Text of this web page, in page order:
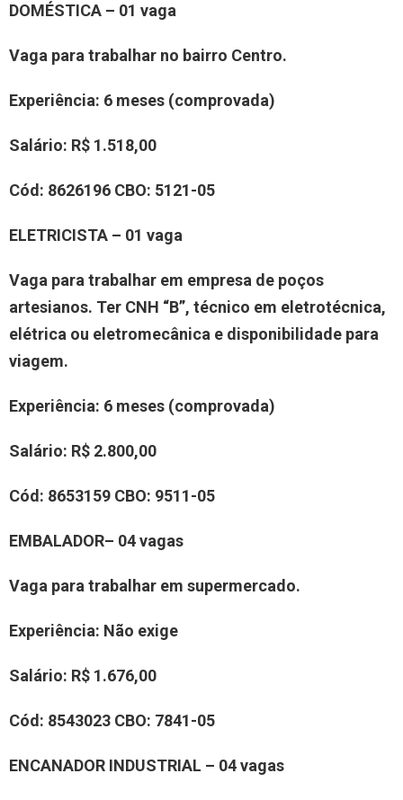
DOMÉSTICA – 01 vaga
Vaga para trabalhar no bairro Centro.
Experiência: 6 meses (comprovada)
Salário: R$ 1.518,00
Cód: 8626196 CBO: 5121-05
ELETRICISTA – 01 vaga
Vaga para trabalhar em empresa de poços
artesianos. Ter CNH “B”, técnico em eletrotécnica,
elétrica ou eletromecânica e disponibilidade para
viagem.
Experiência: 6 meses (comprovada)
Salário: R$ 2.800,00
Cód: 8653159 CBO: 9511-05
EMBALADOR– 04 vagas
Vaga para trabalhar em supermercado.
Experiência: Não exige
Salário: R$ 1.676,00
Cód: 8543023 CBO: 7841-05
ENCANADOR INDUSTRIAL – 04vagas